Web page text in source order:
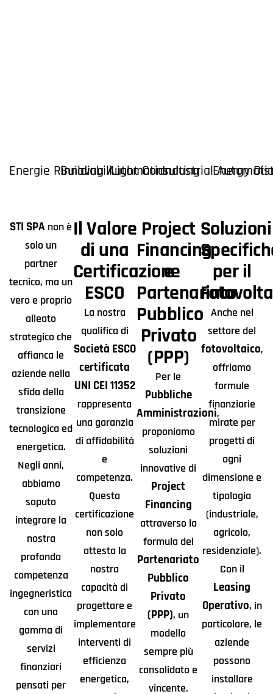
Energie RinnovabiliBuilding Automation
Light Consulting
IndustrialEnergy
STI SPA non è
solo un
partner
tecnico, ma un
vero e proprio
alleato
strategico che
affianca le
aziende nella
sfida della
transizione
tecnologica ed
energetica.
Negli anni,
abbiamo
saputo
integrare la
nostra
profonda
competenza
ingegneristica
con una
gamma di
servizi
finanziari
pensati per
Il Valore
di una
Certificazione
ESCO
La nostra
qualifica di
Società ESCO
certificata
UNI CEI 11352
rappresenta
una garanzia
di affidabilità
e
competenza.
Questa
certificazione
non solo
attesta la
nostra
capacità di
progettare e
implementare
interventi di
efficienza
energetica,
Project
Financing
e
Partenariato
Pubblico
Privato
(PPP)
Per le
Pubbliche
Amministrazioni,
proponiamo
soluzioni
innovative di
Project
Financing
attraverso la
formula del
Partenariato
Pubblico
Privato
(PPP), un
modello
sempre più
consolidato e
vincente.
Soluzioni
per il
Anche nel
settore del
fotovoltaico,
offriamo
formule
finanziarie
mirate per
progetti di
ogni
dimensione e
tipologia
(industriale,
agricolo,
residenziale).
Con il
Leasing
Operativo, in
particolare, le
aziende
possono
installare